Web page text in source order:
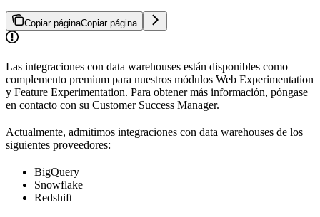
Copiar páginaCopiar página
Las integraciones con data warehouses están disponibles como
complemento premium para nuestros módulos Web Experimentation
y Feature Experimentation. Para obtener más información, póngase
en contacto con su Customer Success Manager.
Actualmente, admitimos integraciones con data warehouses de los
siguientes proveedores:
BigQuery
Snowflake
Redshift